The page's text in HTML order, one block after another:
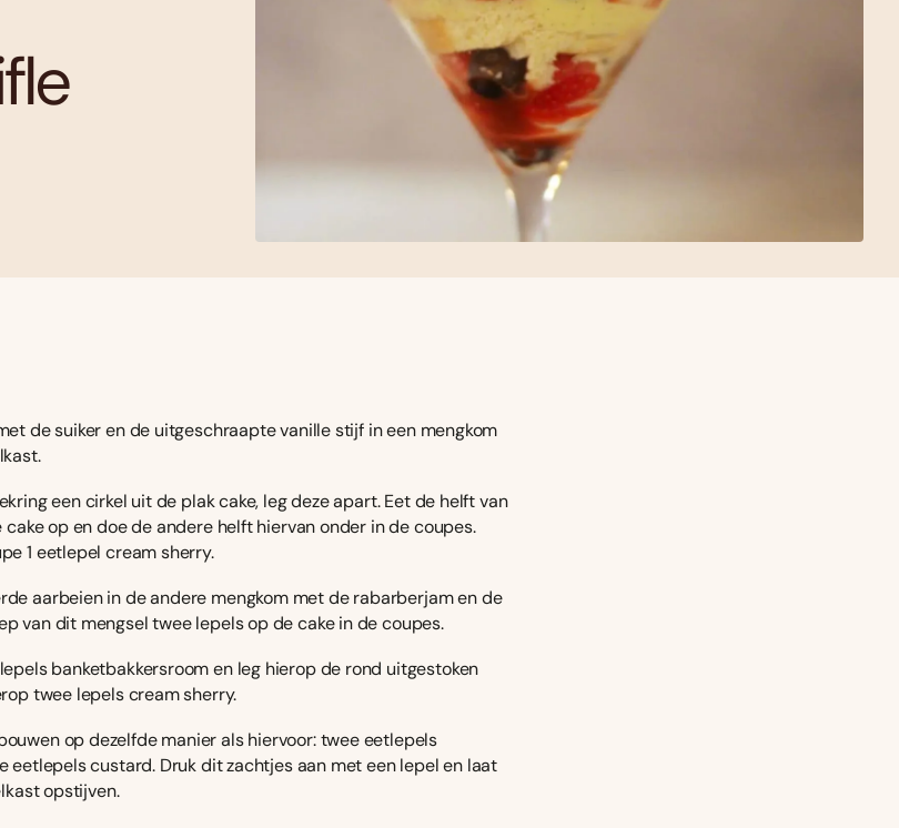
de suiker en de uitgeschraapte vanille stijf in een mengkom
een cirkel uit de plak cake, leg deze apart. Eet de helft van
op en doe de andere helft hiervan onder in de coupes.
1 eetlepel cream sherry.
aarbeien in de andere mengkom met de rabarberjam en de
van dit mengsel twee lepels op de cake in de coupes.
banketbakkersroom en leg hierop de rond uitgestoken
twee lepels cream sherry.
op dezelfde manier als hiervoor: twee eetlepels
eetlepels custard. Druk dit zachtjes aan met een lepel en laat
opstijven.